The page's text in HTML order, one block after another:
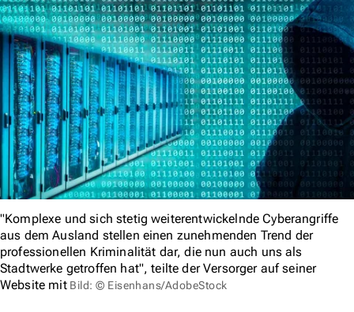
"Komplexe und sich stetig weiterentwickelnde Cyberangriffe
aus dem Ausland stellen einen zunehmenden Trend der
professionellen Kriminalität dar, die nun auch uns als
Stadtwerke getroffen hat", teilte der Versorger auf seiner
Website mit Bild: © Eisenhans/AdobeStock